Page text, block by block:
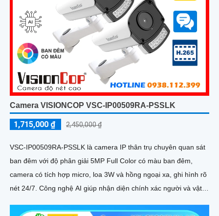
Camera VISIONCOP VSC-IP00509RA-PSSLK
1,715,000 ₫ 2,450,000 ₫
VSC-IP00509RA-PSSLK là camera IP thân trụ chuyên quan sát
ban đêm với độ phân giải 5MP Full Color có màu ban đêm,
camera có tích hợp micro, loa 3W và hồng ngoại xa, ghi hình rõ
nét 24/7. Công nghệ AI giúp nhận diện chính xác người và vật,